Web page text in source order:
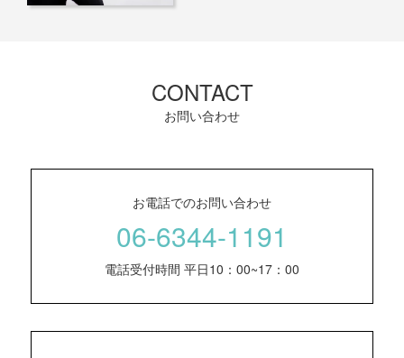
CONTACT
お問い合わせ
お電話でのお問い合わせ
06-6344-1191
電話受付時間 平日10：00~17：00